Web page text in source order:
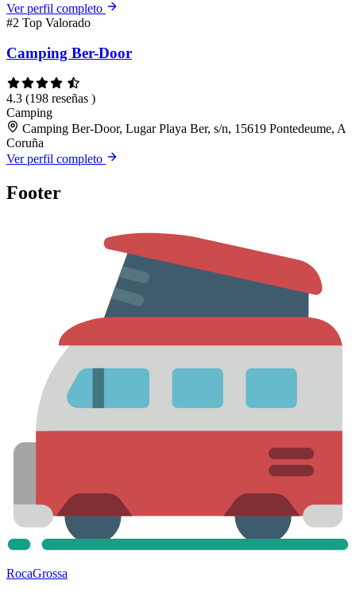
Ver perfil completo
#2 Top Valorado
Camping Ber-Door
4.3 (198 reseñas )
Camping
Camping Ber-Door, Lugar Playa Ber, s/n, 15619 Pontedeume, A
Coruña
Ver perfil completo
Footer
RocaGrossa